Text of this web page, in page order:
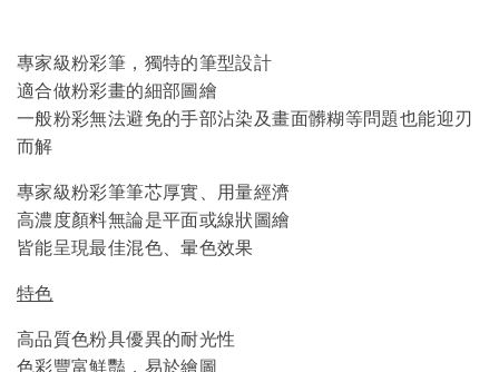
專家級粉彩筆，獨特的筆型設計
適合做粉彩畫的細部圖繪
一般粉彩無法避免的手部沾染及畫面髒糊等問題也能迎刃
而解
專家級粉彩筆筆芯厚實、用量經濟
高濃度顏料無論是平面或線狀圖繪
皆能呈現最佳混色、暈色效果
特色
高品質色粉具優異的耐光性
色彩豐富鮮豔，易於繪圖